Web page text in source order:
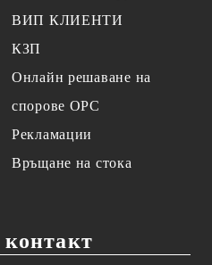
ВИП КЛИЕНТИ
КЗП
Онлайн решаване на
спорове OPC
Рекламации
Връщане на стока